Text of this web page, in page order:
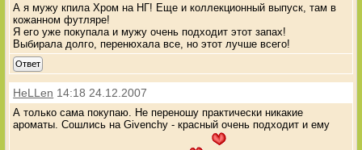
А я мужу кпила Хром на НГ! Еще и коллекционный выпуск, там в
кожанном футляре!
Я его уже покупала и мужу очень подходит этот запах!
Выбирала долго, перенюхала все, но этот лучше всего!
Ответ
HeLLen 14:18 24.12.2007
А только сама покупаю. Не переношу практически никакие
ароматы. Сошлись на Givenchy - красный очень подходит и ему